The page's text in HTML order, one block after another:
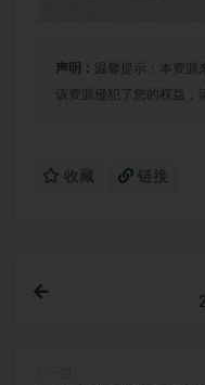
声明： 温馨提示：本资源
该资源侵犯了您的权益，
收藏 链接